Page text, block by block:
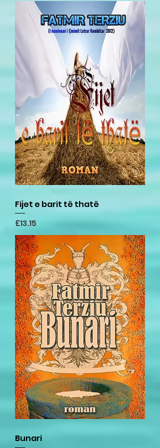
Fijet e barit të thatë
Price
£13.15
Bunari